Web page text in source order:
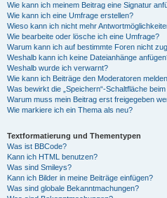
Wie kann ich meinem Beitrag eine Signatur
Wie kann ich eine Umfrage erstellen?
Wieso kann ich nicht mehr
Wie bearbeite oder lösche ich eine Umfrage?
Warum kann ich auf bestimmte Foren nicht
Weshalb kann ich keine Dateianhänge
Weshalb wurde ich verwarnt?
Wie kann ich Beiträge den Moderatoren
Was bewirkt die „Speichern“-Schaltfläche
Warum muss mein Beitrag erst freigegeben
Wie markiere ich ein Thema als neu?
Textformatierung und Thementypen
Was ist BBCode?
Kann ich HTML benutzen?
Was sind Smileys?
Kann ich Bilder in meine Beiträge einfügen?
Was sind globale Bekanntmachungen?